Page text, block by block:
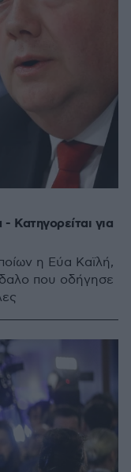
Κατηγορείται για
η Εύα Καϊλή,
που οδήγησε